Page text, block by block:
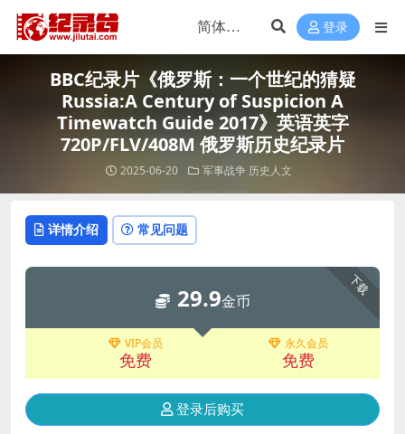
登录
BBC纪录片《俄罗斯：一个世纪的猜疑
Russia:A Century of Suspicion A
Timewatch Guide 2017》英语英字
720P/FLV/408M 俄罗斯历史纪录片
2025-06-20 军事战争 历史人文
详情介绍 常见问题
下载
29.9金币
VIP会员
免费
永久会员
免费
登录后购买